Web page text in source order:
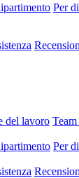
Per
del lavoro
Per